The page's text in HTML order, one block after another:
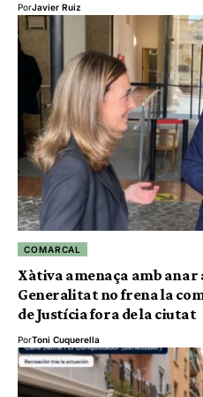
PorJavier Ruiz
COMARCAL
Xàtiva amenaça amb anar
Generalitat no frena la
de Justícia fora de la ciutat
PorToni Cuquerella